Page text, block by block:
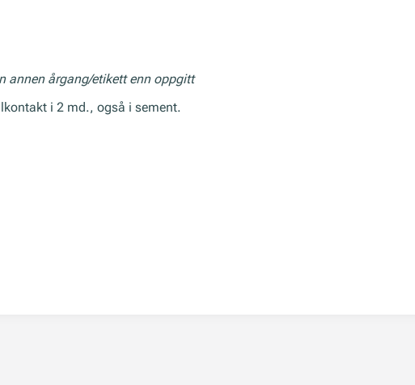
annen årgang/etikett enn oppgitt
i 2 md., også i sement.